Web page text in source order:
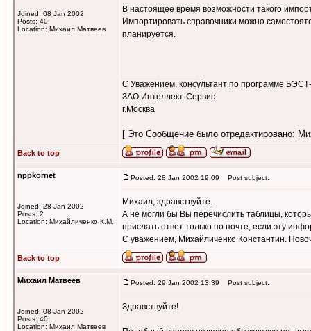
Joined: 08 Jan 2002
Posts: 40
Location: Михаил Матвеев
В настоящее время возможности такого
Импортировать справочники можно
планируется.
С Уважением, консультант по программе
ЗАО Интеллект-Сервис
г.Москва
[ Это Сообщение было отредактировано:
Back to top
nppkornet
Joined: 28 Jan 2002
Posts: 2
Location: Михайличенко К.М.
Posted: 28 Jan 2002 19:09 Post subject:
Михаил, здравствуйте.
А не могли бы Вы перечислить таблицы,
прислать ответ только по почте, если эту
С уважением, Михайличенко Константин.
Back to top
Михаил Матвеев
Joined: 08 Jan 2002
Posts: 40
Location: Михаил Матвеев
Posted: 29 Jan 2002 13:39 Post subject:
Здравствуйте!